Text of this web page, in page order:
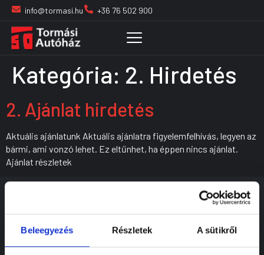
Beleegyezés Részletek A sütikről
info@tormasi.hu +36 76 502 900
Kategória: 2. Hirdetés
2. Ajánlat hirdetés
Aktuális ajánlatunk Aktuális ajánlatra figyelemfelhívás, legyen az
bármi, ami vonzó lehet. Ez eltűnhet, ha éppen nincs ajánlat.
Ajánlat részletek
Tapasztalatra épülő megoldások az autó